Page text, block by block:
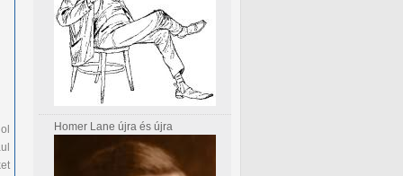
Homer Lane újra és újra